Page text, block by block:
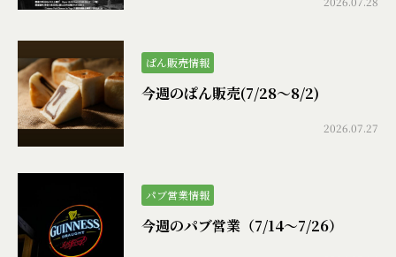
ぱん販売情報
今週のぱん販売(7/28〜8/2)
2026.07.27
パブ営業情報
今週のパブ営業（7/14〜7/26）